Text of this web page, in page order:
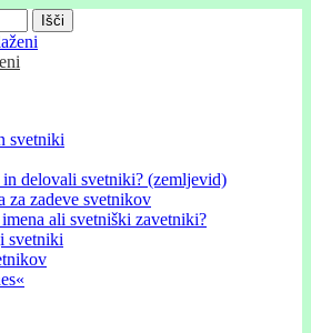
svetniki
delovali svetniki? (zemljevid)
za zadeve svetnikov
ali svetniški zavetniki?
svetniki